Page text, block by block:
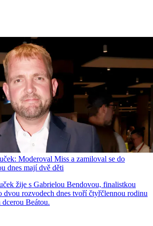
Moderoval Miss a zamiloval se do
dnes mají dvě děti
žije s Gabrielou Bendovou, finalistkou
dvou rozvodech dnes tvoří čtyřčlennou rodinu
dcerou Beátou.